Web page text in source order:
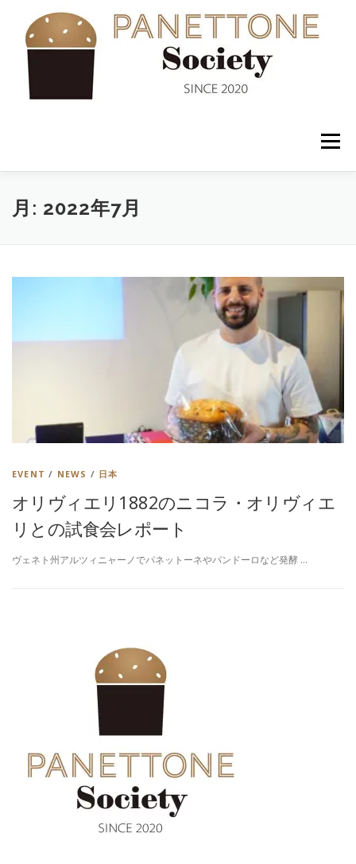
メニュー
入会案内 ABOUT US
月: 2022年7月
EVENT / NEWS / 日本
オリヴィエリ1882のニコラ・オリヴィエ
リとの試食会レポート
ヴェネト州アルツィニャーノでパネットーネやパンドーロなど発酵 …